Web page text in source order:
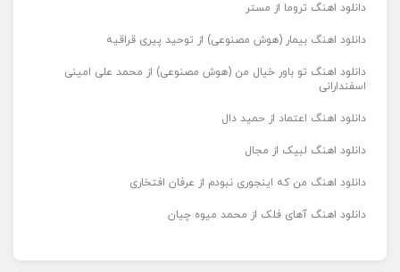
دانلود اهنگ تروما از مستر
دانلود اهنگ بیمار (هوش مصنوعی) از توحید پیری قراقیه
دانلود اهنگ تو باور خیال من (هوش مصنوعی) از محمد علی امینی
اسفندارانی
دانلود اهنگ اعتماد از حمید دال
دانلود اهنگ لبیک از مجال
دانلود اهنگ من که اینجوری نبودم از عرفان افتخاری
دانلود اهنگ آهای فلک از محمد میوه چیان